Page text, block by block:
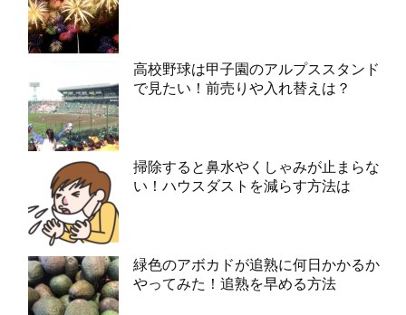
高校野球は甲子園のアルプススタンド
で見たい！前売りや入れ替えは？
掃除すると鼻水やくしゃみが止まらな
い！ハウスダストを減らす方法は
緑色のアボカドが追熟に何日かかるか
やってみた！追熟を早める方法